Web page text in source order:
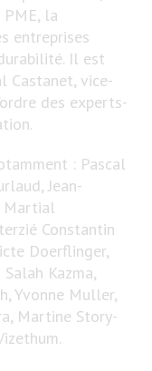
PME, la
entreprises
Il est
Castanet, vice-
des experts-
: Pascal
Jean-
Martial
Constantin
Doerflinger,
Kazma,
Yvonne Muller,
Martine Story-